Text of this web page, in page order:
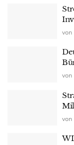
von
von
von